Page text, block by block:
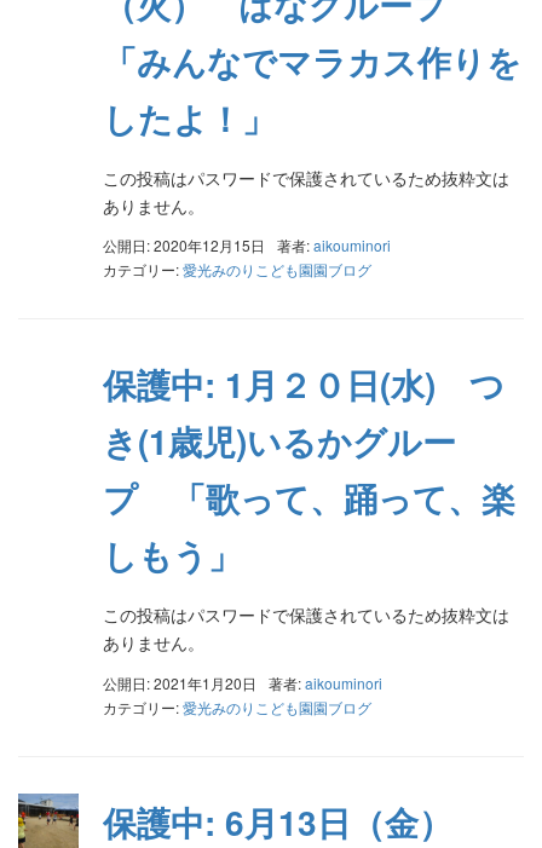
「みんなでマラカス作りを
したよ！」
この投稿はパスワードで保護されているため抜粋文は
ありません。
公開日: 2020年12月15日 著者:aikouminori
カテゴリー:愛光みのりこども園園ブログ
保護中: 1月２０日(水) つ
き(1歳児)いるかグルー
プ 「歌って、踊って、楽
しもう」
この投稿はパスワードで保護されているため抜粋文は
ありません。
公開日: 2021年1月20日 著者:aikouminori
カテゴリー:愛光みのりこども園園ブログ
保護中: 6月13日（金）